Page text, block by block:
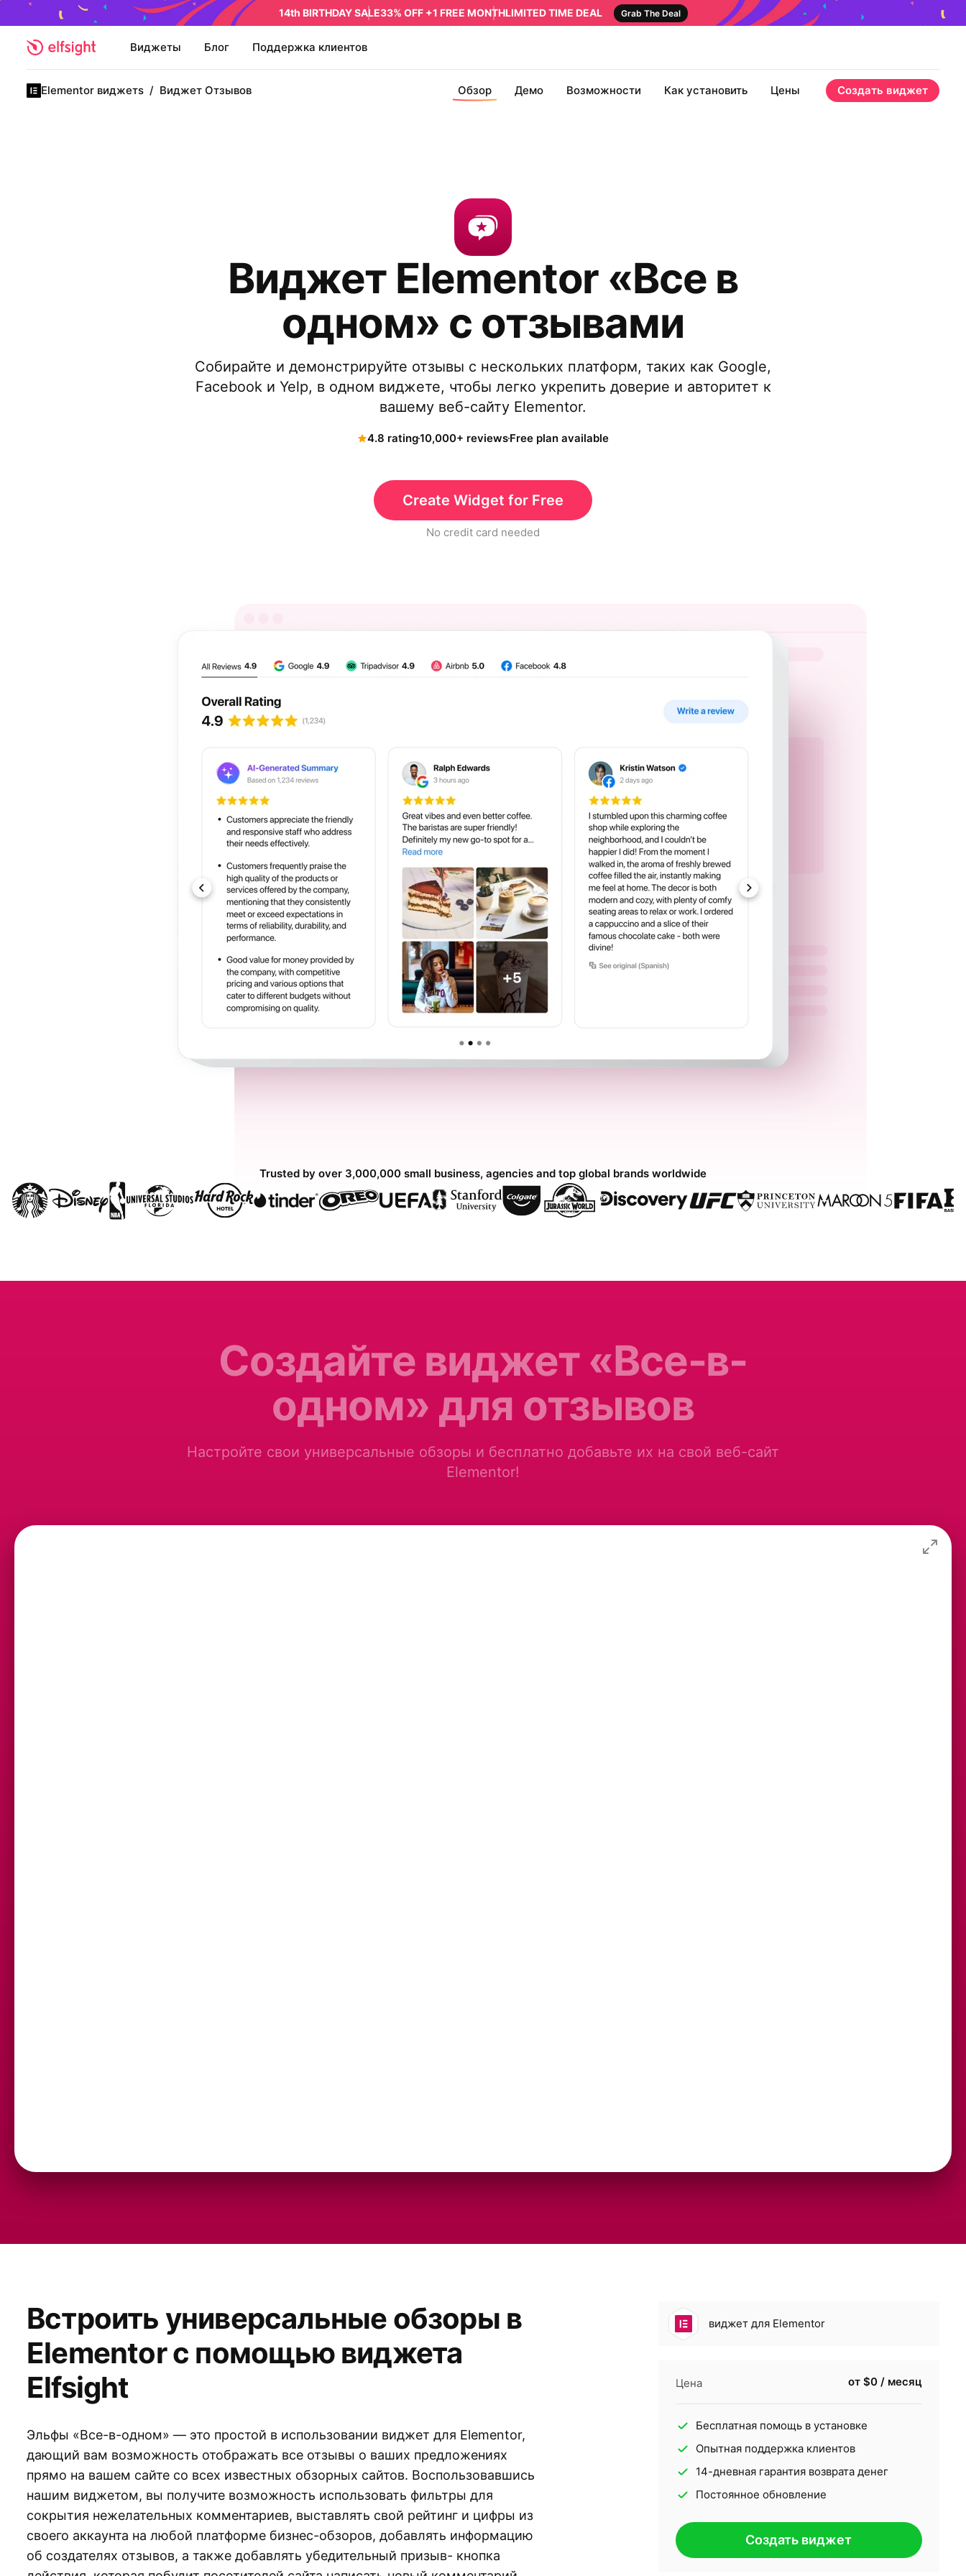
14th BIRTHDAY SALE33% OFF +1 FREE MONTHLIMITED TIME DEAL Grab The Deal
Виджеты Блог Поддержка клиентов
Elementor виджетs / Виджет Отзывов Обзор Демо Возможности Как установить Цены Создать виджет
Виджет Elementor «Все в
одном» с отзывами
Собирайте и демонстрируйте отзывы с нескольких платформ, таких как Google,
Facebook и Yelp, в одном виджете, чтобы легко укрепить доверие и авторитет к
вашему веб-сайту Elementor.
4.8 rating10,000+ reviewsFree plan available
Create Widget for Free
No credit card needed
Trusted by over 3,000,000 small business, agencies and top global brands worldwide
Создайте виджет «Все-в-
одном» для отзывов
Настройте свои универсальные обзоры и бесплатно добавьте их на свой веб-сайт
Elementor!
Встроить универсальные обзоры в
Elementor с помощью виджета
Elfsight
Эльфы «Все-в-одном» — это простой в использовании виджет для Elementor,
дающий вам возможность отображать все отзывы о ваших предложениях
прямо на вашем сайте со всех известных обзорных сайтов. Воспользовавшись
нашим виджетом, вы получите возможность использовать фильтры для
сокрытия нежелательных комментариев, выставлять свой рейтинг и цифры из
своего аккаунта на любой платформе бизнес-обзоров, добавлять информацию
об создателях отзывов, а также добавлять убедительный призыв- кнопка
виджет для Elementor
Цена от $0 / месяц
Бесплатная помощь в установке
Опытная поддержка клиентов
14-дневная гарантия возврата денег
Постоянное обновление
Создать виджет